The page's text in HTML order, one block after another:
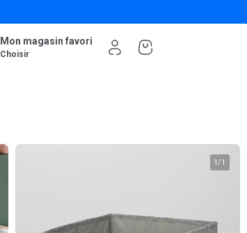
Mon magasin favori
Choisir
1/1